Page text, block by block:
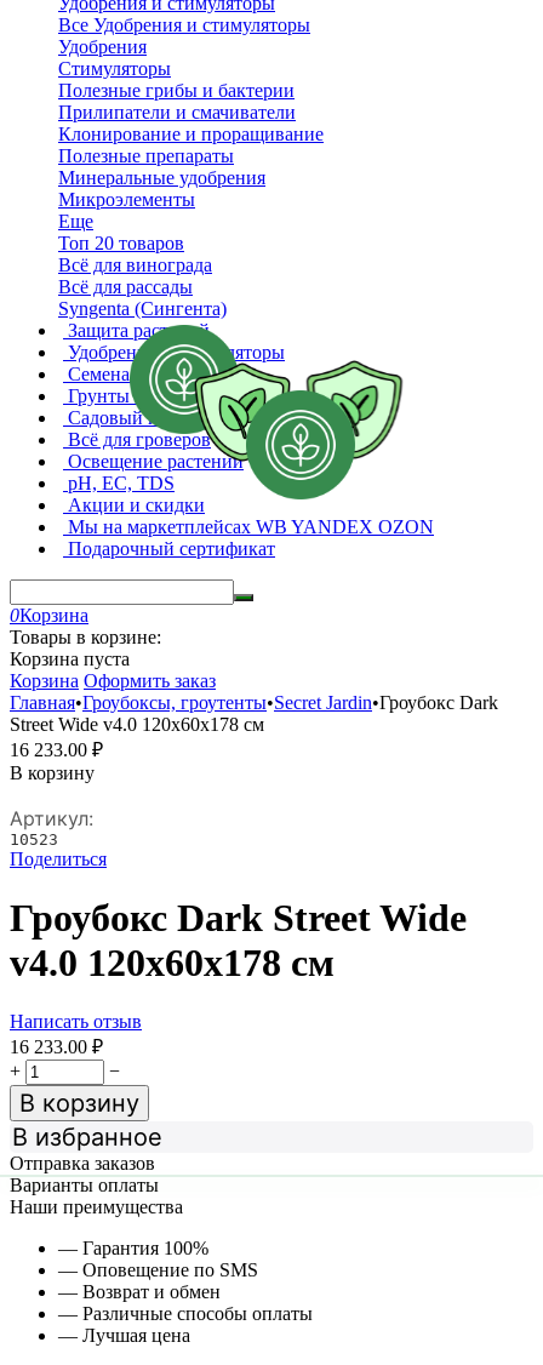
Все Удобрения и стимуляторы
Удобрения
Стимуляторы
Полезные грибы и бактерии
Прилипатели и смачиватели
Клонирование и проращивание
Полезные препараты
Минеральные удобрения
Микроэлементы
Еще
Топ 20 товаров
Всё для винограда
Всё для рассады
Syngenta (Сингента)
Защита растений
Удобрения и стимуляторы
Семена растений
Грунты и субстраты
Садовый инвентарь
Всё для гроверов
Освещение растений
pH, EC, TDS
Акции и скидки
Мы на маркетплейсах WB YANDEX OZON
Подарочный сертификат
0Корзина
Товары в корзине:
Корзина пуста
Корзина Оформить заказ
Главная•Гроубоксы, гроутенты•Secret Jardin•Гроубокс Dark
Street Wide v4.0 120х60х178 см
16 233.00 ₽
В корзину
Артикул:
10523
Поделиться
Гроубокс Dark Street Wide
v4.0 120х60х178 см
Написать отзыв
16 233.00 ₽
+
−
В корзину
В избранное
Отправка заказов
Варианты оплаты
Наши преимущества
— Гарантия 100%
— Оповещение по SMS
— Возврат и обмен
— Различные способы оплаты
— Лучшая цена